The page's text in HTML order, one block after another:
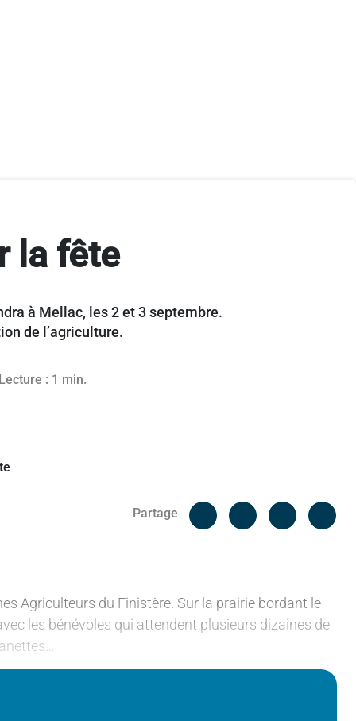
la fête
à Mellac, les 2 et 3 septembre.
de l’agriculture.
Lecture : 1 min.
Partage
Facebook
Agriculteurs du Finistère. Sur la prairie bordant le
les bénévoles qui attendent plusieurs dizaines de